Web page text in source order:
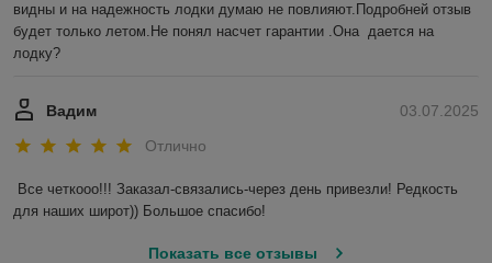
видны и на надежность лодки думаю не повлияют.Подробней отзыв
будет только летом.Не понял насчет гарантии .Она  дается на
лодку?
03.07.2025
Вадим
Отлично
Все четкооо!!! Заказал-связались-через день привезли! Редкость
для наших широт)) Большое спасибо!
Показать все отзывы